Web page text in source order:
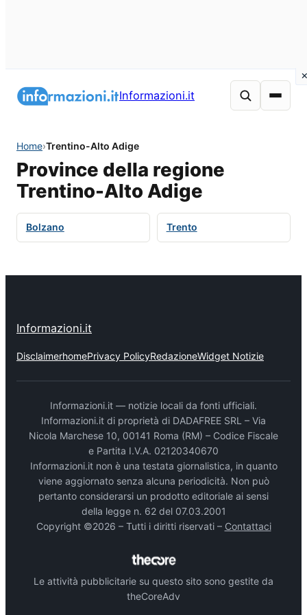
Informazioni.it
Home›Trentino-Alto Adige
Province della regione
Trentino-Alto Adige
Bolzano Trento
Informazioni.it
DisclaimerhomePrivacy PolicyRedazioneWidget Notizie
Informazioni.it — notizie locali da fonti ufficiali.
Informazioni.it di proprietà di DADAFREE SRL – Via
Nicola Marchese 10, 00141 Roma (RM) – Codice Fiscale
e Partita I.V.A. 02120340670
Informazioni.it non è una testata giornalistica, in quanto
viene aggiornato senza alcuna periodicità. Non può
pertanto considerarsi un prodotto editoriale ai sensi
della legge n. 62 del 07.03.2001
Copyright ©2026 – Tutti i diritti riservati – Contattaci
Le attività pubblicitarie su questo sito sono gestite da
theCoreAdv